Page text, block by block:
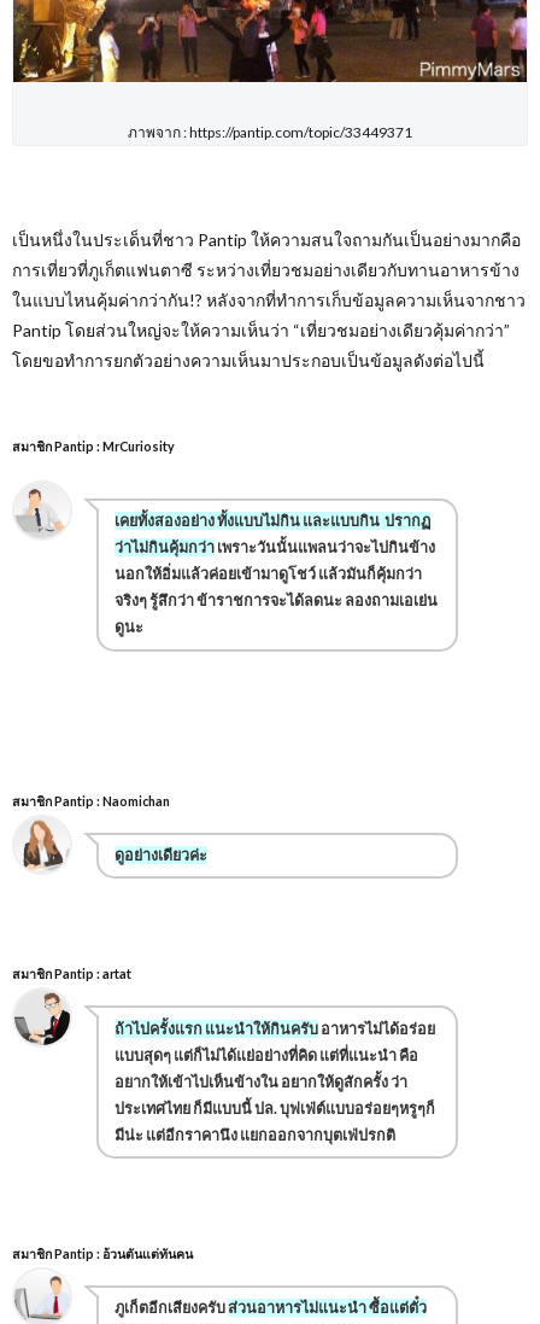
ภาพจาก : https://pantip.com/topic/33449371
เป็นหนึ่งในประเด็นที่ชาว Pantip ให้ความสนใจถามกันเป็นอย่างมากคือ
การเที่ยวที่ภูเก็ตแฟนตาซี ระหว่างเที่ยวชมอย่างเดียวกับทานอาหารข้าง
ในแบบไหนคุ้มค่ากว่ากัน!? หลังจากที่ทำการเก็บข้อมูลความเห็นจากชาว
Pantip โดยส่วนใหญ่จะให้ความเห็นว่า “เที่ยวชมอย่างเดียวคุ้มค่ากว่า”
โดยขอทำการยกตัวอย่างความเห็นมาประกอบเป็นข้อมูลดังต่อไปนี้
สมาชิก Pantip : MrCuriosity
เคยทั้งสองอย่าง ทั้งแบบไม่กิน และแบบกิน ปรากฏ
ว่าไม่กินคุ้มกว่าเพราะวันนั้นแพลนว่าจะไปกินข้าง
นอกให้อิ่มแล้วค่อยเข้ามาดูโชว์ แล้วมันก็คุ้มกว่า
จริงๆ รู้สึกว่า ข้าราชการจะได้ลดนะ ลองถามเอเย่น
ดูนะ
สมาชิก Pantip : Naomichan
ดูอย่างเดียวค่ะ
สมาชิก Pantip : artat
ถ้าไปครั้งแรก แนะนำให้กินครับอาหารไม่ได้อร่อย
แบบสุดๆ แต่ก็ไม่ได้แย่อย่างที่คิด แต่ที่แนะนำ คือ
อยากให้เข้าไปเห็นข้างใน อยากให้ดูสักครั้ง ว่า
ประเทศไทย ก็มีแบบนี้ ปล. บุฟเฟ่ต์แบบอร่อยๆหรูๆก็
มีน่ะ แต่อีกราคานึง แยกออกจากบุตเฟ่ปรกติ
สมาชิก Pantip : อ้วนตันแต่ทันคน
ภูเก็ตอีกเสียงครับส่วนอาหารไม่แนะนำ ซื้อแต่ตั๋ว